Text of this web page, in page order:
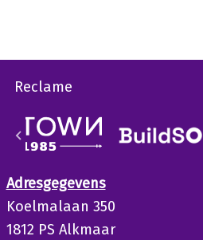
Reclame
Adresgegevens
Koelmalaan 350
1812 PS Alkmaar